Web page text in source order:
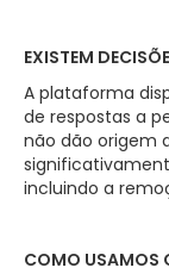
EXISTEM
A plataforma
de respostas a
não dão origem
incluindo a
COMO USAMOS